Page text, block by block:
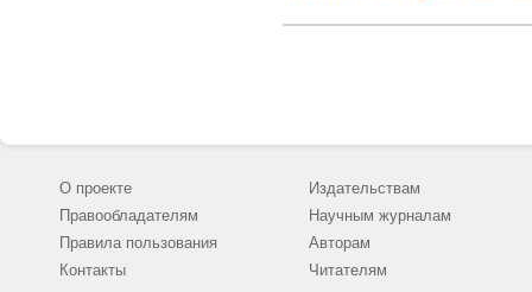
О проекте
Правообладателям
Правила пользования
Контакты
Издательствам
Научным журналам
Авторам
Читателям